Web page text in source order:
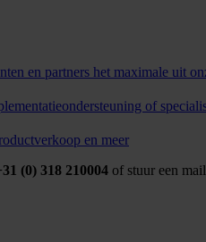
en partners het maximale uit
of
en meer
(0) 318 210004 of stuur een